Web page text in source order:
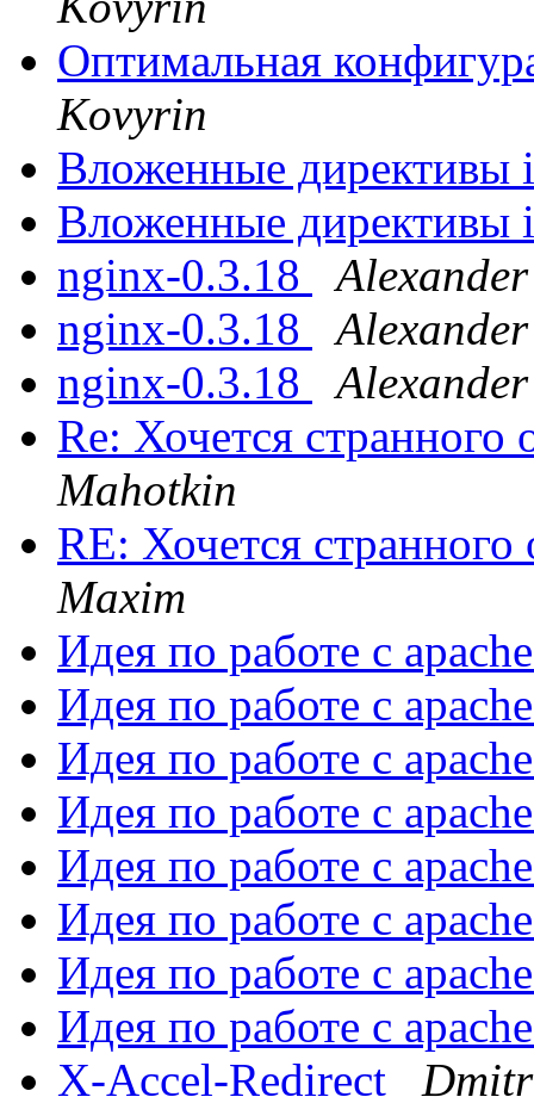
Оптимальная
Kovyrin
Вложенные
Вложенные
nginx-0.3.18
nginx-0.3.18
nginx-0.3.18
Re: Хочется
Mahotkin
RE: Хочется
Maxim
Идея по работе с
Идея по работе с
Идея по работе с
Идея по работе с
Идея по работе с
Идея по работе с
Идея по работе с
Идея по работе с
X-Accel-Redirect